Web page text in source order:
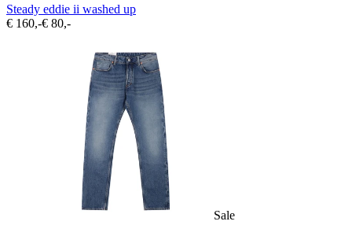
Steady eddie ii washed up
€ 160,-€ 80,-
Sale